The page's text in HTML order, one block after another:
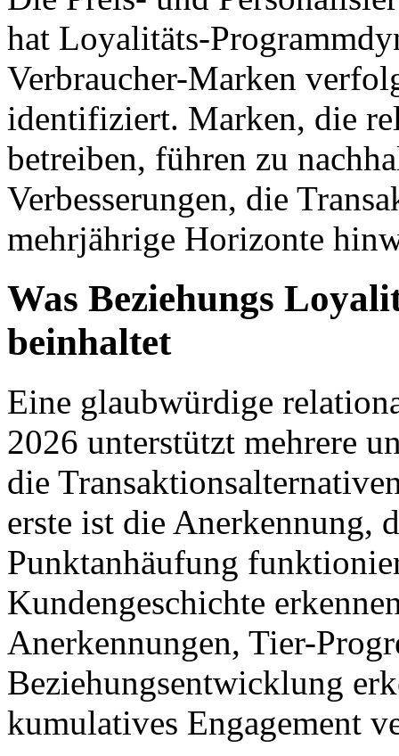
hat Loyalitäts-
Verbraucher-Marken
identifiziert. Marken, die
betreiben, führen zu
Verbesserungen, die
mehrjährige Horizonte
Was Beziehungs
beinhaltet
Eine glaubwürdige
2026 unterstützt mehrere
die
erste ist die Anerkennung,
Punktanhäufung
Kundengeschichte
Anerkennungen, Tier-
Beziehungsentwicklung
kumulatives Engagement